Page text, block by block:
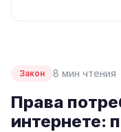
Закон 8 мин чтения
Права
интернете: